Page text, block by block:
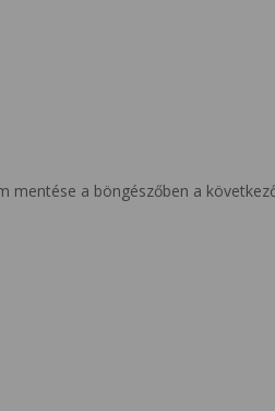
mentése a böngészőben a